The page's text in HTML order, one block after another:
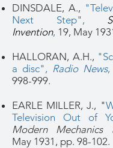
DINSDALE, A.,
Next Step",
Invention, 19, May
HALLORAN, A.H.,
a disc", Radio News,
998-999.
EARLE MILLER, J., "
Television Out of
Modern Mechanics
May 1931, pp. 98-102.